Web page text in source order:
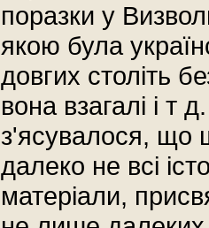
поразки у
якою була
довгих століть
вона взагалі і т
з'ясувалося, що
далеко не всі
матеріали,